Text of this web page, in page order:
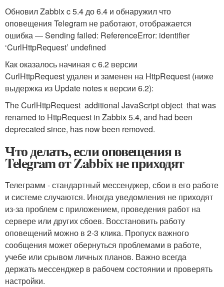
Обновил Zabbix c 5.4 до 6.4 и обнаружил что
оповещения Telegram не работают, отображается
ошибка — Sending failed: ReferenceError: identifier
‘CurlHttpRequest’ undefined
Как оказалось начиная с 6.2 версии
CurlHttpRequest удален и заменен на HttpRequest (ниже
выдержка из Update notes к версии 6.2):
The CurlHttpRequest additional JavaScript object that was
renamed to HttpRequest in Zabbix 5.4, and had been
deprecated since, has now been removed.
Что делать, если оповещения в
Telegram от Zabbix не приходят
Телеграмм - стандартный мессенджер, сбои в его работе
и системе случаются. Иногда уведомления не приходят
из-за проблем с приложением, проведения работ на
сервере или других сбоев. Восстановить работу
оповещений можно в 2-3 клика. Пропуск важного
сообщения может обернуться проблемами в работе,
учебе или срывом личных планов. Важно всегда
держать мессенджер в рабочем состоянии и проверять
настройки.